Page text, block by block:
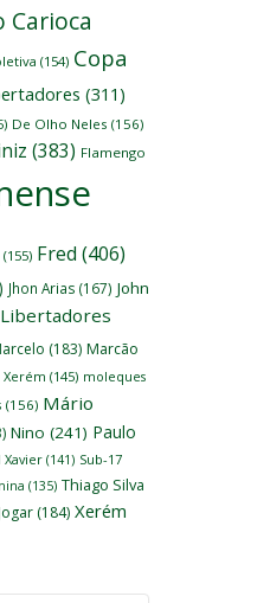
Carioca
(154) Copa
(311)
De Olho Neles (156)
(383) Flamengo
(155) Fred (406)
Jhon Arias (167) John
Libertadores
(183) Marcão
(145) moleques
(156) Mário
Nino (241) Paulo
Xavier(141) Sub-17
(135) Thiago Silva
(184) Xerém